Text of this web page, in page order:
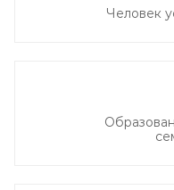
Человек